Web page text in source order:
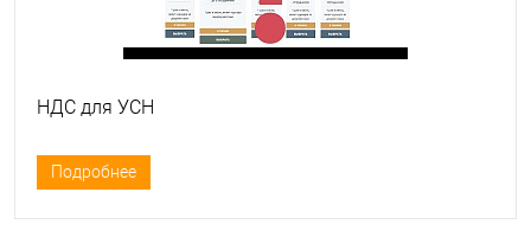
НДС для УСН
Подробнее